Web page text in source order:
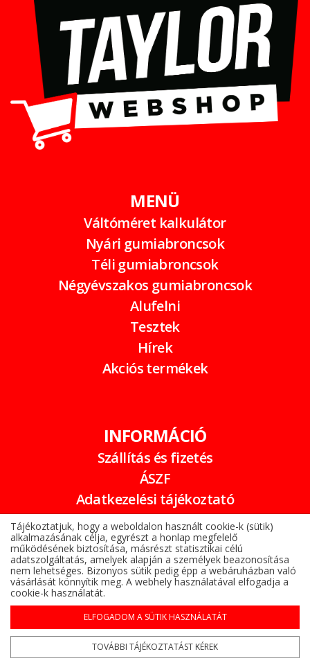
MENÜ
Váltóméret kalkulátor
Nyári gumiabroncsok
Téli gumiabroncsok
Négyévszakos gumiabroncsok
Alufelni
Tesztek
Hírek
Akciós termékek
INFORMÁCIÓ
Szállítás és fizetés
ÁSZF
Adatkezelési tájékoztató
Garancia
Online elállási nyilatkozat
Copyright © 2022-2026 www.gumibomba.hu
Tájékoztatjuk, hogy a weboldalon használt cookie-k (sütik)
alkalmazásának célja, egyrészt a honlap megfelelő
működésének biztosítása, másrészt statisztikai célú
adatszolgáltatás, amelyek alapján a személyek beazonosítása
nem lehetséges. Bizonyos sütik pedig épp a webáruházban való
vásárlását könnyítik meg. A webhely használatával elfogadja a
cookie-k használatát.
ELFOGADOM A SÜTIK HASZNÁLATÁT
TOVÁBBI TÁJÉKOZTATÁST KÉREK